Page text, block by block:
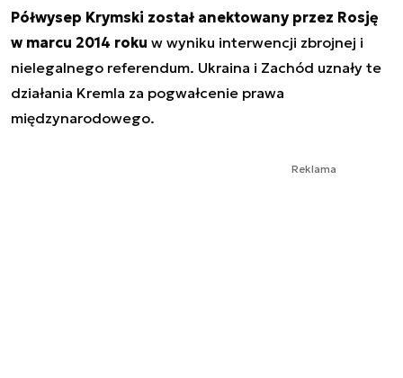
Półwysep Krymski został anektowany przez Rosję
w marcu 2014 roku w wyniku interwencji zbrojnej i
nielegalnego referendum. Ukraina i Zachód uznały te
działania Kremla za pogwałcenie prawa
międzynarodowego.
Reklama